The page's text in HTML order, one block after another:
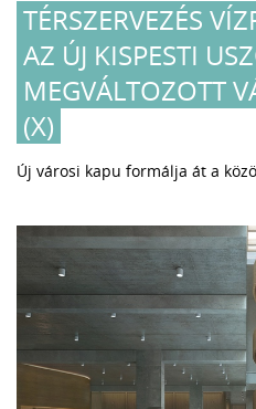
TÉRSZERVEZÉS
AZ ÚJ KISPESTI
MEGVÁLTOZOTT
(X)
Új városi kapu formálja át a